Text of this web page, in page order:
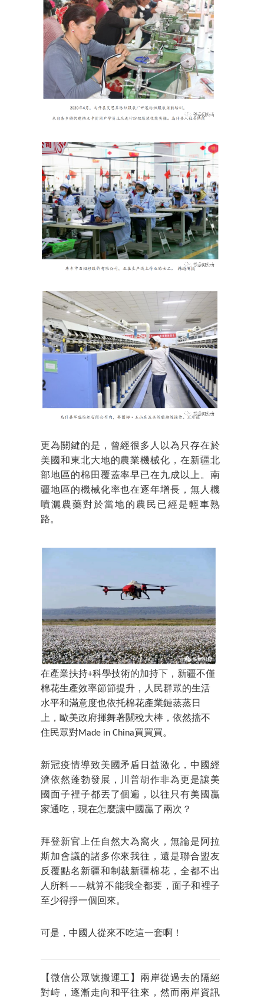
更為關鍵的是，曾經很多人以為只存在於
美國和東北大地的農業機械化，在新疆北
部地區的棉田覆蓋率早已在九成以上。南
疆地區的機械化率也在逐年增長，無人機
噴灑農藥對於當地的農民已經是輕車熟
路。
在產業扶持+科學技術的加持下，新疆不僅
棉花生產效率節節提升，人民群眾的生活
水平和滿意度也依托棉花產業鏈蒸蒸日
上，歐美政府揮舞著關稅大棒，依然擋不
住民眾對Made in China買買買。
新冠疫情導致美國矛盾日益激化，中國經
濟依然蓬勃發展，川普胡作非為更是讓美
國面子裡子都丟了個遍，以往只有美國贏
家通吃，現在怎麼讓中國贏了兩次？
拜登新官上任自然大為窩火，無論是阿拉
斯加會議的諸多你來我往，還是聯合盟友
反覆點名新疆和制裁新疆棉花，全都不出
人所料——就算不能我全都要，面子和裡子
至少得掙一個回來。
可是，中國人從來不吃這一套啊！
【微信公眾號搬運工】兩岸從過去的隔絕
對峙，逐漸走向和平往來，然而兩岸資訊